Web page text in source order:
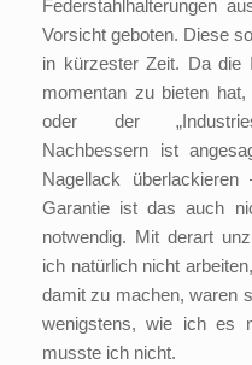
Federstahlhalterungen
Vorsicht geboten. Diese
in kürzester Zeit. Da die
momentan zu bieten
oder der
Nachbessern ist
Nagellack
Garantie ist das auch
notwendig. Mit derart
ich natürlich nicht
damit zu machen, waren
wenigstens, wie ich es
musste ich nicht.